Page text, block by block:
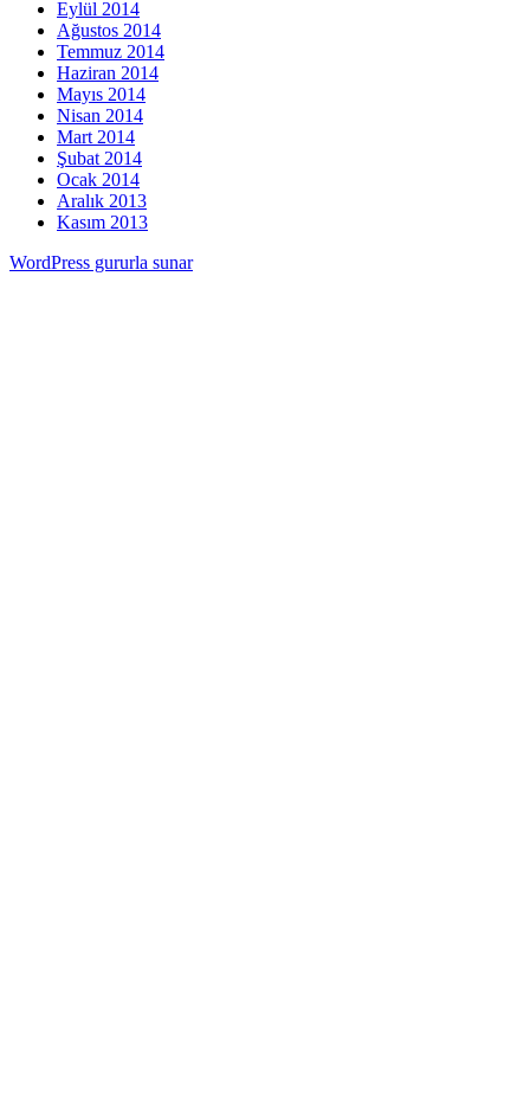
Eylül 2014
Ağustos 2014
Temmuz 2014
Haziran 2014
Mayıs 2014
Nisan 2014
Mart 2014
Şubat 2014
Ocak 2014
Aralık 2013
Kasım 2013
WordPress gururla sunar